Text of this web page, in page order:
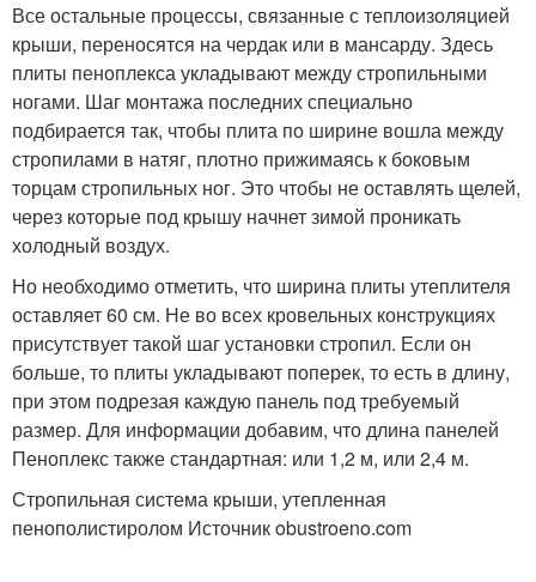
Все остальные процессы, связанные с теплоизоляцией
крыши, переносятся на чердак или в мансарду. Здесь
плиты пеноплекса укладывают между стропильными
ногами. Шаг монтажа последних специально
подбирается так, чтобы плита по ширине вошла между
стропилами в натяг, плотно прижимаясь к боковым
торцам стропильных ног. Это чтобы не оставлять щелей,
через которые под крышу начнет зимой проникать
холодный воздух.
Но необходимо отметить, что ширина плиты утеплителя
оставляет 60 см. Не во всех кровельных конструкциях
присутствует такой шаг установки стропил. Если он
больше, то плиты укладывают поперек, то есть в длину,
при этом подрезая каждую панель под требуемый
размер. Для информации добавим, что длина панелей
Пеноплекс также стандартная: или 1,2 м, или 2,4 м.
Стропильная система крыши, утепленная
пенополистиролом Источник obustroeno.com